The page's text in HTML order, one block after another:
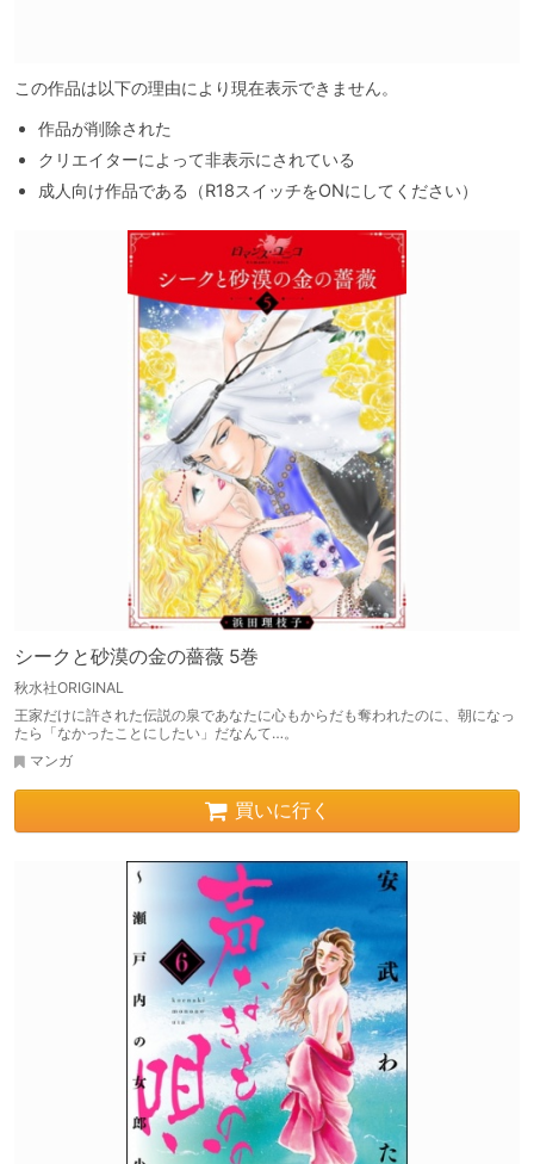
この作品は以下の理由により現在表示できません。
作品が削除された
クリエイターによって非表示にされている
成人向け作品である（R18スイッチをONにしてください）
シークと砂漠の金の薔薇 5巻
秋水社ORIGINAL
王家だけに許された伝説の泉であなたに心もからだも奪われたのに、朝になっ
たら「なかったことにしたい」だなんて…。
マンガ
買いに行く